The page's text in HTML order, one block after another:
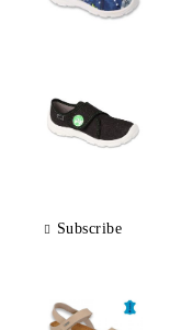
Subscribe